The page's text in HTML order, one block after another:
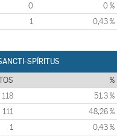
0 0 %
1 0,43 %
SPÍRITUS
%
118 51,3 %
111 48,26 %
1 0,43 %